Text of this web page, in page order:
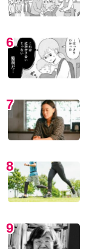
6
7
8
9